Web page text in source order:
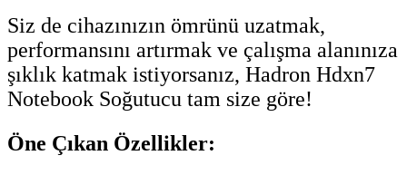
Siz de cihazınızın ömrünü uzatmak,
performansını artırmak ve çalışma alanınıza
şıklık katmak istiyorsanız, Hadron Hdxn7
Notebook Soğutucu tam size göre!
Öne Çıkan Özellikler: